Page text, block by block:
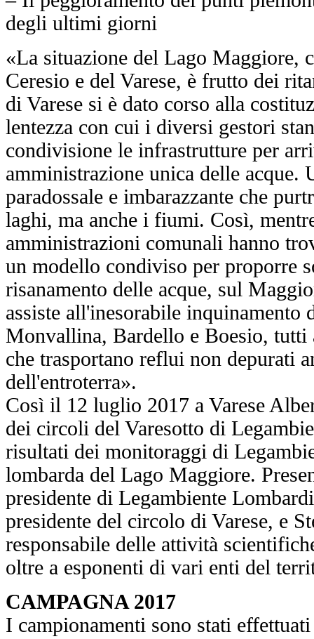
degli ultimi giorni
«La situazione del Lago Maggiore,
Ceresio e del Varese, è frutto dei
di Varese si è dato corso alla
lentezza con cui i diversi gestori
condivisione le infrastrutture per
amministrazione unica delle acque.
paradossale e imbarazzante che
laghi, ma anche i fiumi. Così,
amministrazioni comunali hanno
un modello condiviso per proporre
risanamento delle acque, sul
assiste all'inesorabile inquinamento
Monvallina, Bardello e Boesio, tutti
che trasportano reflui non depurati
dell'entroterra».
Così il 12 luglio 2017 a Varese
dei circoli del Varesotto di
risultati dei monitoraggi di
lombarda del Lago Maggiore.
presidente di Legambiente
presidente del circolo di Varese, e
responsabile delle attività
oltre a esponenti di vari enti del
CAMPAGNA 2017
I campionamenti sono stati